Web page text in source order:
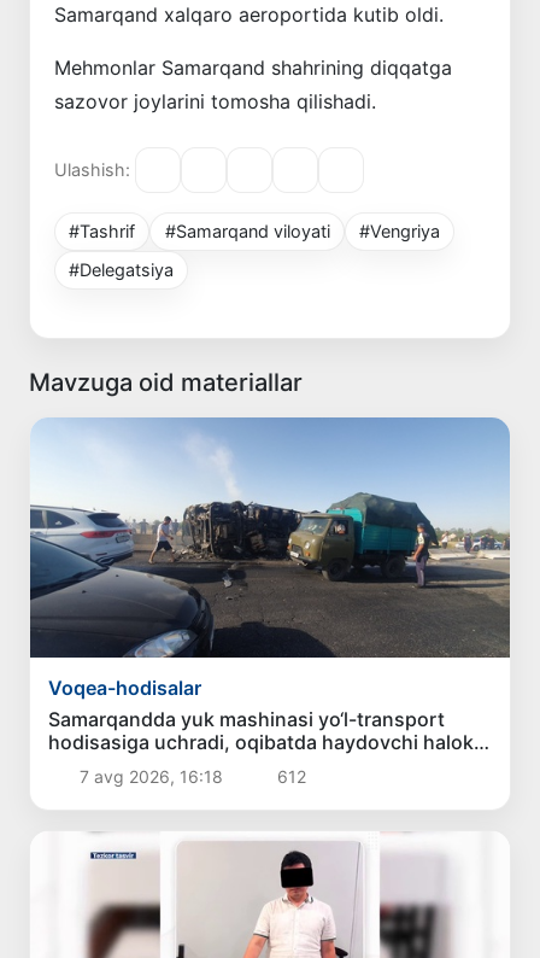
Samarqand xalqaro aeroportida kutib oldi.
Mehmonlar Samarqand shahrining diqqatga
sazovor joylarini tomosha qilishadi.
Ulashish:
#Tashrif #Samarqand viloyati
#Vengriya
#Delegatsiya
Mavzuga oid materiallar
Voqea-hodisalar
Samarqandda yuk mashinasi yo‘l-transport
hodisasiga uchradi, oqibatda haydovchi halok
bo‘ldi7 avg 2026, 16:18 612